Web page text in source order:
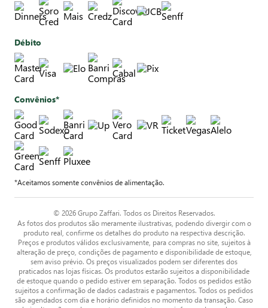
Débito
Convênios*
*Aceitamos somente convênios de alimentação.
© 2026 Grupo Zaffari. Todos os Direitos Reservados.
As fotos dos produtos são meramente ilustrativas, podendo divergir com o
produto real, confirme os detalhes do produto na respectiva descrição.
Preços e produtos válidos exclusivamente, para compras no site, sujeitos à
alteração de preço, condições de pagamento e disponibilidade de estoque,
sem aviso prévio. Os preços visualizados podem ser diferentes dos
praticados nas lojas físicas. Os produtos estarão sujeitos a disponibilidade
de estoque quando o pedido estiver em separação. Todos os pedidos estão
sujeitos a confirmação de dados cadastrais e pagamentos. Todos os pedidos
são agendados com dia e horário definidos no momento da transação. Caso